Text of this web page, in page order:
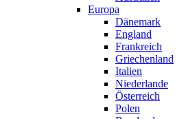
Europa
Dänemark
England
Frankreich
Griechenland
Italien
Niederlande
Österreich
Polen